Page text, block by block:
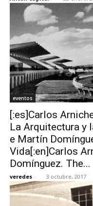
eventos
[:es]Carlos
La Arquitectura y
e Martín
Vida[:en]Carlos
Domínguez. The...
veredes - 3 octubre, 2017